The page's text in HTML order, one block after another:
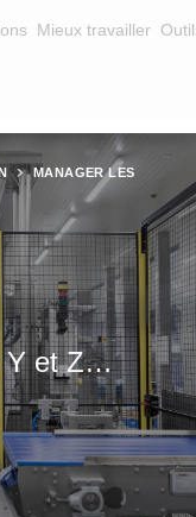
Mieux travailler
MANAGER LES
Y et Z…